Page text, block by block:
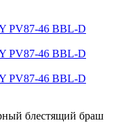
блестящий браш